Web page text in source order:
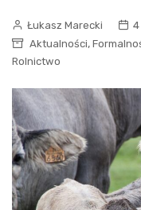
Łukasz Marecki
Aktualności,
Rolnictwo